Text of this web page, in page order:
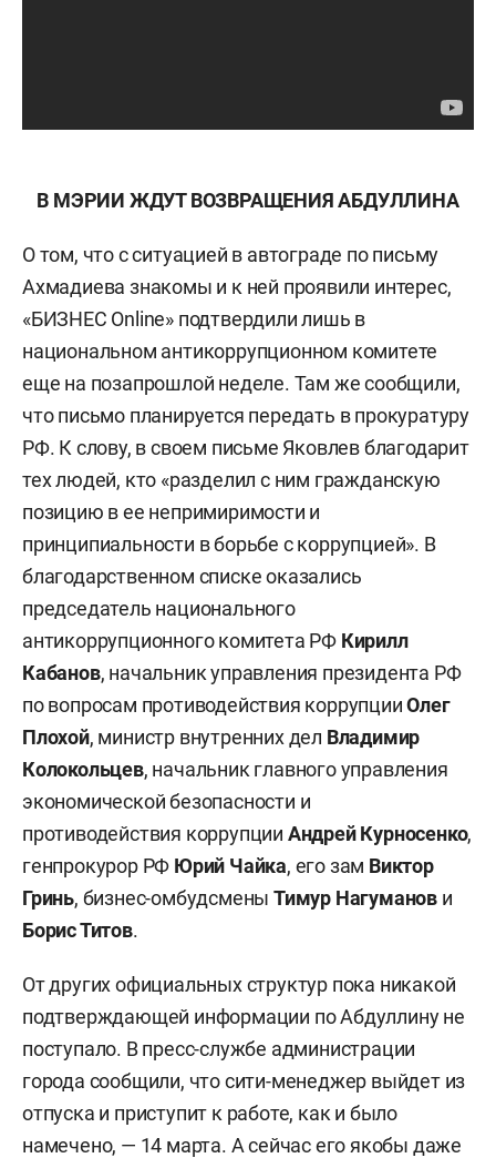
В МЭРИИ ЖДУТ ВОЗВРАЩЕНИЯ АБДУЛЛИНА
О том, что с ситуацией в автограде по письму
Ахмадиева знакомы и к ней проявили интерес,
«БИЗНЕС Online» подтвердили лишь в
национальном антикоррупционном комитете
еще на позапрошлой неделе. Там же сообщили,
что письмо планируется передать в прокуратуру
РФ. К слову, в своем письме Яковлев благодарит
тех людей, кто «разделил с ним гражданскую
позицию в ее непримиримости и
принципиальности в борьбе с коррупцией». В
благодарственном списке оказались
председатель национального
антикоррупционного комитета РФ Кирилл
Кабанов, начальник управления президента РФ
по вопросам противодействия коррупцииОлег
Плохой, министр внутренних дел Владимир
Колокольцев, начальник главного управления
экономической безопасности и
противодействия коррупции Андрей Курносенко,
генпрокурор РФ Юрий Чайка, его зам Виктор
Гринь, бизнес-омбудсмены Тимур Нагуманов и
Борис Титов.
От других официальных структур пока никакой
подтверждающей информации по Абдуллину не
поступало. В пресс-службе администрации
города сообщили, что сити-менеджер выйдет из
отпуска и приступит к работе, как и было
намечено, — 14 марта. А сейчас его якобы даже